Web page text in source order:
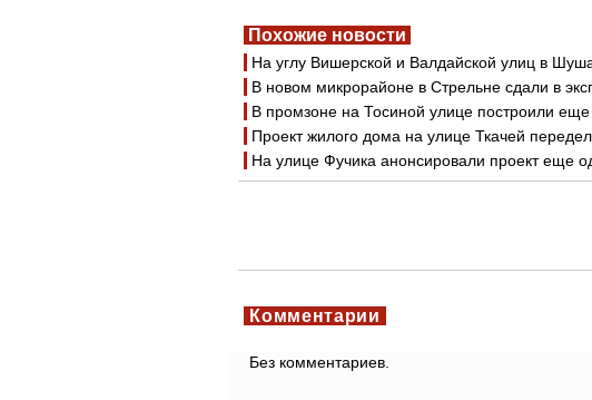
Похожие новости
На углу Вишерской и Валдайской улиц в
В новом микрорайоне в Стрельне сдали в
В промзоне на Тосиной улице построили
Проект жилого дома на улице Ткачей
На улице Фучика анонсировали проект еще
Комментарии
Без комментариев.